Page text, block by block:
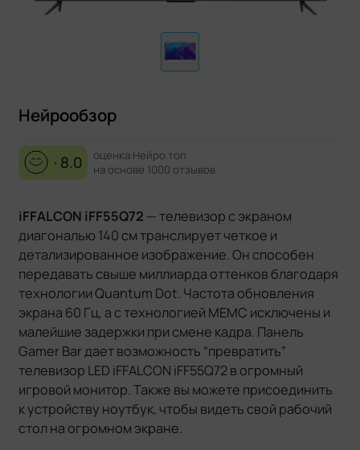
Нейрообзор
· 8.0
оценка Нейро.топ
на основе 1000 отзывов
iFFALCON iFF55Q72 — телевизор с экраном
диагональю 140 см транслирует четкое и
детализированное изображение. Он способен
передавать свыше миллиарда оттенков благодаря
технологии Quantum Dot. Частота обновления
экрана 60 Гц, а с технологией МЕМС исключены и
малейшие задержки при смене кадра. Панель
Gamer Bar дает возможность “превратить”
телевизор LED iFFALCON iFF55Q72 в огромный
игровой монитор. Также вы можете присоединить
к устройству ноутбук, чтобы видеть свой рабочий
стол на огромном экране.